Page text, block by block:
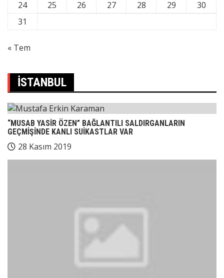
24
25 26 27 28 29
30
31
« Tem
İSTANBUL
“MUSAB YASİR ÖZEN” BAĞLANTILI SALDIRGANLARIN
GEÇMİŞİNDE KANLI SUİKASTLAR VAR
28 Kasım 2019